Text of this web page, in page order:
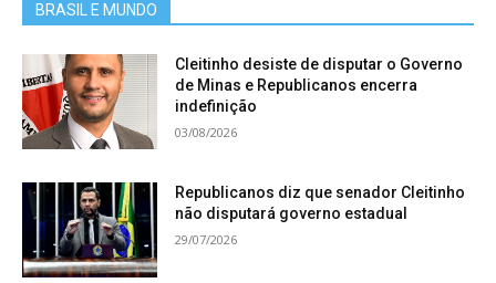
BRASIL E MUNDO
Cleitinho desiste de disputar o Governo
de Minas e Republicanos encerra
indefinição
03/08/2026
Republicanos diz que senador Cleitinho
não disputará governo estadual
29/07/2026